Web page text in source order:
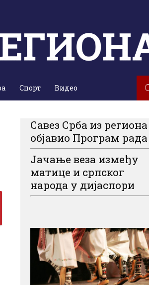
Спорт Видео
Савез Срба из региона
објавио Програм рада
Јачање веза између
матице и српског
народа у дијаспори